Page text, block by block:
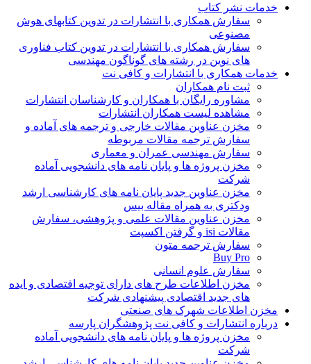
خدمات نشر کتاب
سفارش همکاری با انتشارات در تدوین کتابهای هوش
مصنوعی
سفارش همکاری با انتشارات در تدوین کتاب فناوری
های نوین در رشته های گوناگون مهندسی
خدمات همکاری با انتشارات و کافی نت
ثبت نام همکاران
مشاوره رایگان با همکاران و کارشناسان انتشارات
مشاهده لیست همکاران انتشارات
مخزن عناوین مقالات خارجی و ترجمه های آماده و
سفارش ترجمه مقالات مربوطه
سفارش مهندسی عمران و معماری
مخزن پروژه ها و پایان نامه های دانشجویی آماده
شرکت
مخزن عناوین جدید پایان نامه های کارشناسی ارشد
ودکتری به همراه مقاله بیس
مخزن عناوین مقالات علمی و پژوهشی، سفارش
مقالات isi و گرفتن اکسپت
سفارش ترجمه متون
Buy Pro
سفارش علوم انسانی
مخزن اطلاعات طرح های دارای توجیه اقتصادی و ایده
های جدید اقتصادی پیشنهادی شرکت
مخزن اطلاعات شهرک های صنعتی
درباره انتشارات و کافی نت پژوهشگران پارسه
مخزن پروژه ها و پایان نامه های دانشجویی آماده
شرکت